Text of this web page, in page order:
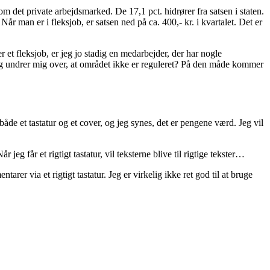
det private arbejdsmarked. De 17,1 pct. hidrører fra satsen i staten.
man er i fleksjob, er satsen ned på ca. 400,- kr. i kvartalet. Det er
et fleksjob, er jeg jo stadig en medarbejder, der har nogle
mig over, at området ikke er reguleret? På den måde kommer
et tastatur og et cover, og jeg synes, det er pengene værd. Jeg vil
jeg får et rigtigt tastatur, vil teksterne blive til rigtige tekster…
via et rigtigt tastatur. Jeg er virkelig ikke ret god til at bruge